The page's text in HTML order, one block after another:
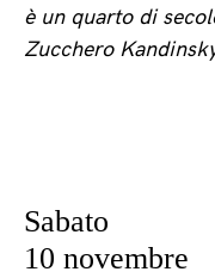
è un quarto di
Zucchero
Sabato
10 novembre